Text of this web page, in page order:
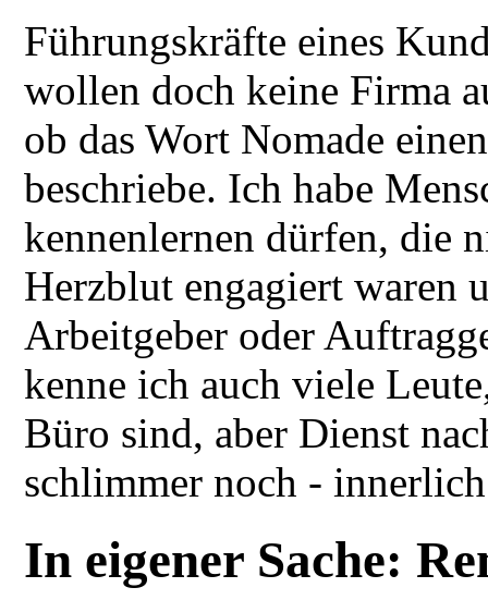
Führungskräfte eines
wollen doch keine Firma
ob das Wort Nomade
beschriebe. Ich habe
kennenlernen dürfen, die
Herzblut engagiert waren
Arbeitgeber oder
kenne ich auch viele
Büro sind, aber Dienst
schlimmer noch -
In eigener Sache: